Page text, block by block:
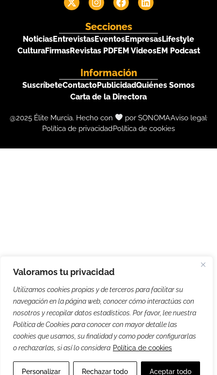
Valoramos tu privacidad
Utilizamos cookies propias y de terceros para facilitar su
navegación en la página web, conocer cómo interactúas con
nosotros y recopilar datos estadísticos. Por favor, lee nuestra
Política de Cookies para conocer con mayor detalle las
cookies que usamos, su finalidad y como poder configurarlas
o rechazarlas, si así lo considera Política de cookies
Personalizar Rechazar todo Aceptar todo
Secciones
NoticiasEntrevistasEventosEmpresasLifestyle
CulturaFirmasRevistas PDFEM VideosEM Podcast
Información
SuscríbeteContactoPublicidadQuiénes Somos
Carta de la Directora
@2025 Élite Murcia. Hecho con por SONOMAAviso legal
Política de privacidadPolítica de cookies